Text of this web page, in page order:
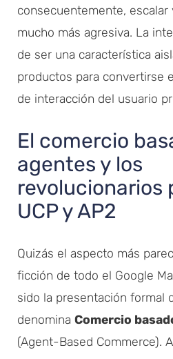
consecuentemente, escalar
mucho más agresiva. La
de ser una característica
productos para convertirse
de interacción del usuario
El comercio
agentes y los
revolucionarios
UCP y AP2
Quizás el aspecto más
ficción de todo el Google
sido la presentación formal
denomina Comercio
(Agent-Based Commerce).